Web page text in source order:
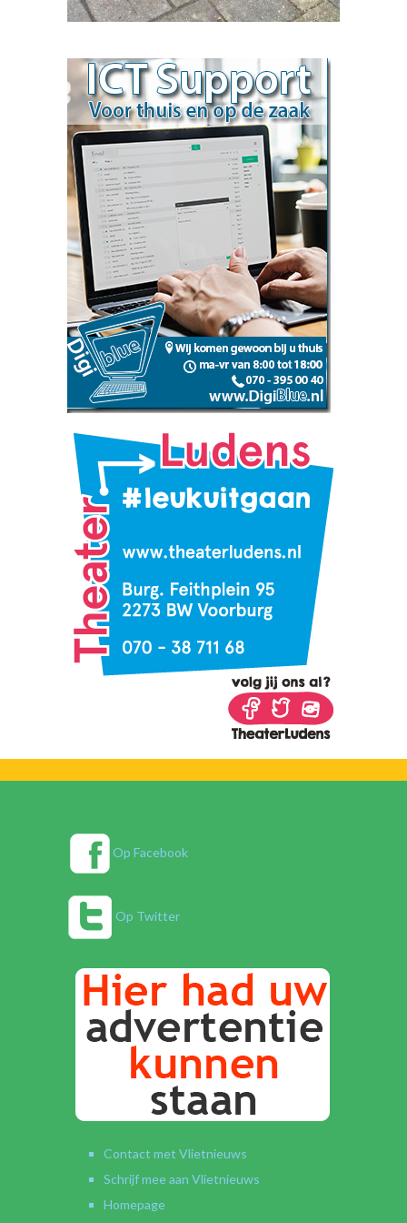
Op Facebook
Op Twitter
Contact met Vlietnieuws
Schrijf mee aan Vlietnieuws
Homepage